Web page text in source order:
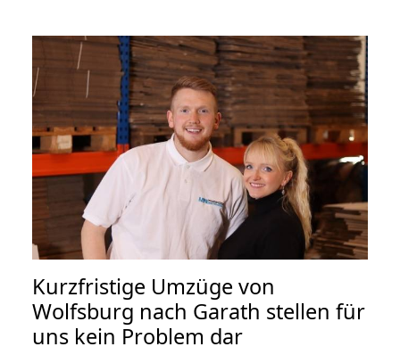
Kurzfristige Umzüge von
Wolfsburg nach Garath stellen für
uns kein Problem dar